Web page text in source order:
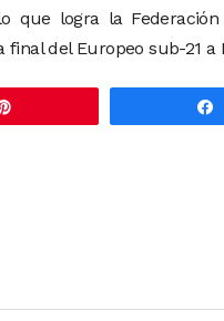
que logra la
del Europeo sub-21 a